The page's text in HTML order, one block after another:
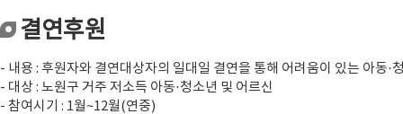
결연후원
- 내용 : 후원자와 결연대상자의 일대일 결연을 통해 어려움이 있는 아동
- 대상 : 노원구 거주 저소득 아동·청소년 및 어르신
- 참여시기 : 1월~12월(연중)